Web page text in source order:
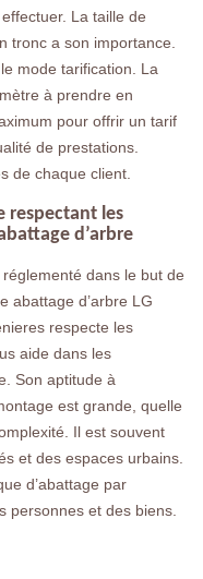
La taille de
tronc a son importance.
mode tarification. La
à prendre en
pour offrir un tarif
de prestations.
de chaque client.
respectant les
d’arbre
réglementé dans le but de
abattage d’arbre LG
respecte les
aide dans les
Son aptitude à
est grande, quelle
Il est souvent
et des espaces urbains.
d’abattage par
personnes et des biens.